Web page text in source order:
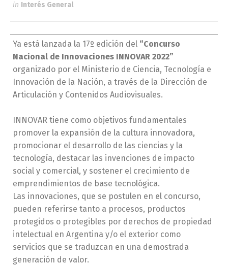
in Interés General
Ya está lanzada la 17º edición del “Concurso
Nacional de Innovaciones INNOVAR 2022”
organizado por el Ministerio de Ciencia, Tecnología e
Innovación de la Nación, a través de la Dirección de
Articulación y Contenidos Audiovisuales.
INNOVAR tiene como objetivos fundamentales
promover la expansión de la cultura innovadora,
promocionar el desarrollo de las ciencias y la
tecnología, destacar las invenciones de impacto
social y comercial, y sostener el crecimiento de
emprendimientos de base tecnológica.
Las innovaciones, que se postulen en el concurso,
pueden referirse tanto a procesos, productos
protegidos o protegibles por derechos de propiedad
intelectual en Argentina y/o el exterior como
servicios que se traduzcan en una demostrada
generación de valor.